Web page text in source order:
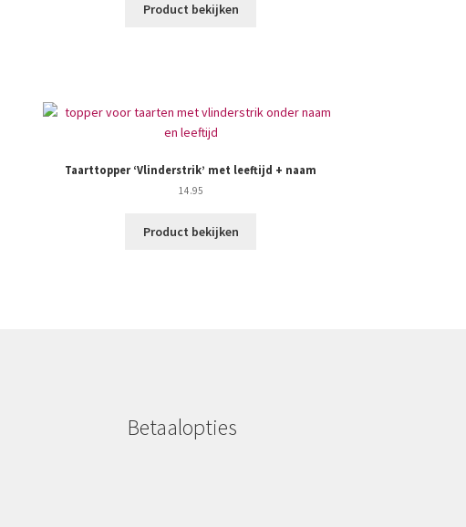
Product bekijken
Taarttopper ‘Vlinderstrik’ met leeftijd + naam
14.95
Product bekijken
Betaalopties